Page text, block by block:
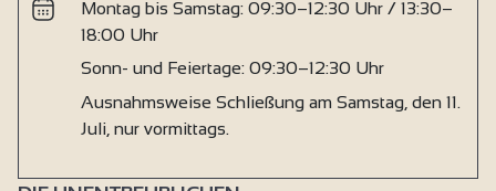
Montag bis Samstag: 09:30–12:30 Uhr / 13:30–
18:00 Uhr
Sonn- und Feiertage: 09:30–12:30 Uhr
Ausnahmsweise Schließung am Samstag, den 11.
Juli, nur vormittags.